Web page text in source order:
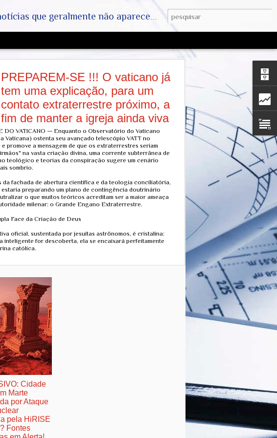
fora da caixinha. SAIAM DA MATRIX !! A VERDADE ESTÁ LA FORA
PREPAREM-SE !!! O vaticano já
tem uma explicação, para um
contato extraterrestre próximo, a
fim de manter a igreja ainda viva
DO VATICANO — Enquanto o Observatório do Vaticano
Vaticana) ostenta seu avançado telescópio VATT no
promove a mensagem de que os extraterrestres seriam
na vasta criação divina, uma corrente subterrânea de
teológico e teorias da conspiração sugere um cenário
sombrio.
da fachada de abertura científica e da teologia conciliatória,
estaria preparando um plano de contingência doutrinário
o que muitos teóricos acreditam ser a maior ameaça
milenar: o Grande Engano Extraterrestre.
Face da Criação de Deus
oficial, sustentada por jesuítas astrônomos, é cristalina:
inteligente for descoberta, ela se encaixará perfeitamente
católica.
Cidade
Marte
por Ataque
pela HiRISE
Fontes